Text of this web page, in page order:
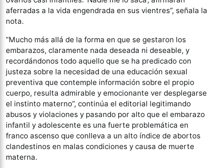
aferradas a la vida engendrada en sus vientres”, señala la
nota.
“Mucho más allá de la forma en que se gestaron los
embarazos, claramente nada deseada ni deseable, y
recordándonos todo aquello que se ha predicado con
justeza sobre la necesidad de una educación sexual
preventiva que contemple información sobre el propio
cuerpo, resulta admirable y emocionante ver desplegarse
el instinto materno”, continúa el editorial legitimando
abusos y violaciones y pasando por alto que el embarazo
infantil y adolescente es una fuerte problemática en
franco ascenso que conlleva a un alto índice de abortos
clandestinos en malas condiciones y causa de muerte
materna.